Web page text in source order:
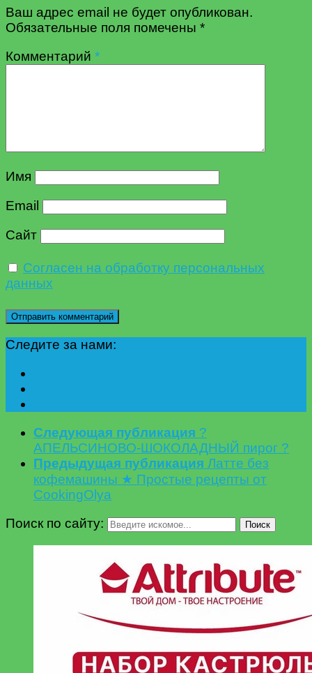
Ваш адрес email не будет опубликован.
Обязательные поля помечены *
Комментарий *
Имя
Email
Сайт
Согласен на обработку персональных
данных
Следите за нами:
Следующая публикация ?
АПЕЛЬСИНОВО-ШОКОЛАДНЫЙ пирог ?
Предыдущая публикация Латте без
кофемашины ★ Простые рецепты от
CookingOlya
Поиск по сайту:
Поиск